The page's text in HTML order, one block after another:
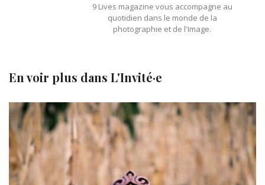
9 Lives magazine vous accompagne au
quotidien dans le monde de la
photographie et de l'Image.
En voir plus dans L'Invité·e